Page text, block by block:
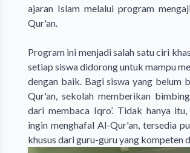
ajaran Islam melalui program
Qur'an.
Program ini menjadi salah satu ciri
setiap siswa didorong untuk mampu
dengan baik. Bagi siswa yang belum
Qur'an, sekolah memberikan
dari membaca Iqro’. Tidak hanya
ingin menghafal Al-Qur'an, tersedia
khusus dari guru-guru yang kompeten